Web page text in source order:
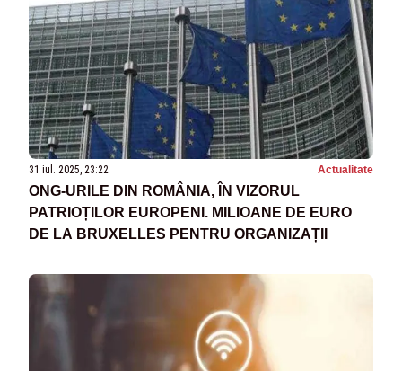
31 iul. 2025, 23:22 Actualitate
ONG-URILE DIN ROMÂNIA, ÎN VIZORUL
PATRIOȚILOR EUROPENI. MILIOANE DE EURO
DE LA BRUXELLES PENTRU ORGANIZAȚII